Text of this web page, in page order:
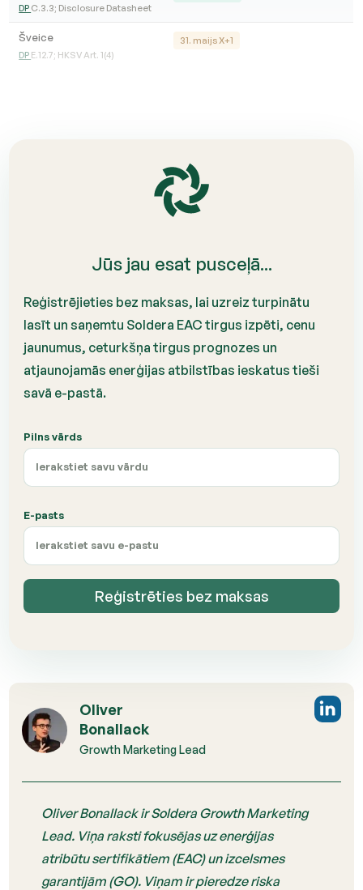
DP C.3.3; Disclosure Datasheet
Šveice
DP E.12.7; HKSV Art. 1(4)
31. maijs X+1
Jūs jau esat pusceļā...
Reģistrējieties bez maksas, lai uzreiz turpinātu
lasīt un saņemtu Soldera EAC tirgus izpēti, cenu
jaunumus, ceturkšņa tirgus prognozes un
atjaunojamās enerģijas atbilstības ieskatus tieši
savā e-pastā.
Pilns vārds
E-pasts
Reģistrēties bez maksas
Oliver
Bonallack
Growth Marketing Lead
Oliver Bonallack ir Soldera Growth Marketing
Lead. Viņa raksti fokusējas uz enerģijas
atribūtu sertifikātiem (EAC) un izcelsmes
garantijām (GO). Viņam ir pieredze riska